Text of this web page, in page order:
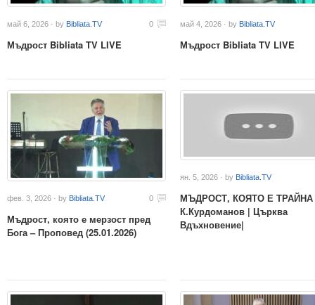
май 6, 2026 · by Bibliata.TV 0
Мъдрост Bibliata TV LIVE
май 4, 2026 · by Bibliata.TV
Мъдрост Bibliata TV LIVE
фев. 3, 2026 · by Bibliata.TV 0
Мъдрост, която е мерзост пред
Бога – Проповед (25.01.2026)
ян. 5, 2026 · by Bibliata.TV
МЪДРОСТ, КОЯТО Е ТРАЙНА
К.Курдоманов | Църква
Вдъхновение|